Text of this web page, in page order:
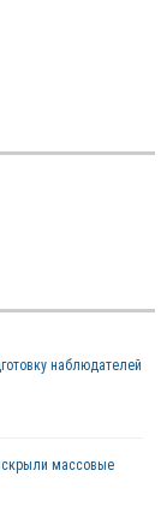
наблюдателей
массовые